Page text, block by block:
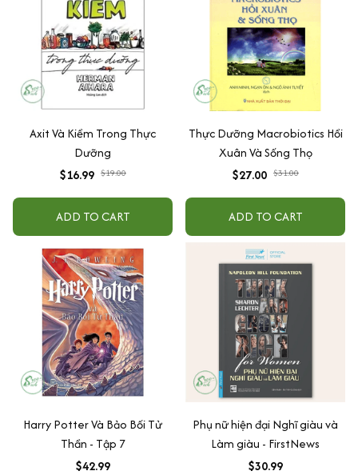
Axit Và Kiềm Trong Thực
Dưỡng
$16.99 $19.00
ADD TO CART
Thực Dưỡng Macrobiotics Hồi
Xuân Và Sống Thọ
$27.00 $31.00
ADD TO CART
Harry Potter Và Bảo Bối Tử
Thần - Tập 7
$42.99
Phụ nữ hiện đại Nghĩ giàu và
Làm giàu - FirstNews
$30.99